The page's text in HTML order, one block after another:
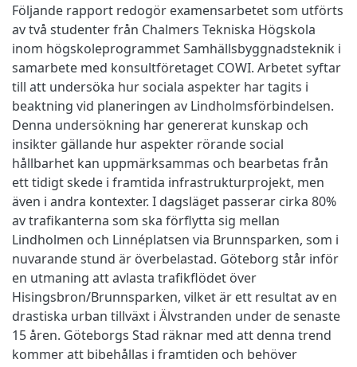
Följande rapport redogör examensarbetet som utförts
av två studenter från Chalmers Tekniska Högskola
inom högskoleprogrammet Samhällsbyggnadsteknik i
samarbete med konsultföretaget COWI. Arbetet syftar
till att undersöka hur sociala aspekter har tagits i
beaktning vid planeringen av Lindholmsförbindelsen.
Denna undersökning har genererat kunskap och
insikter gällande hur aspekter rörande social
hållbarhet kan uppmärksammas och bearbetas från
ett tidigt skede i framtida infrastrukturprojekt, men
även i andra kontexter. I dagsläget passerar cirka 80%
av trafikanterna som ska förflytta sig mellan
Lindholmen och Linnéplatsen via Brunnsparken, som i
nuvarande stund är överbelastad. Göteborg står inför
en utmaning att avlasta trafikflödet över
Hisingsbron/Brunnsparken, vilket är ett resultat av en
drastiska urban tillväxt i Älvstranden under de senaste
15 åren. Göteborgs Stad räknar med att denna trend
kommer att bibehållas i framtiden och behöver